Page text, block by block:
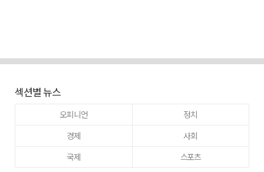
섹션별 뉴스
오피니언
정치
경제
사회
국제
스포츠